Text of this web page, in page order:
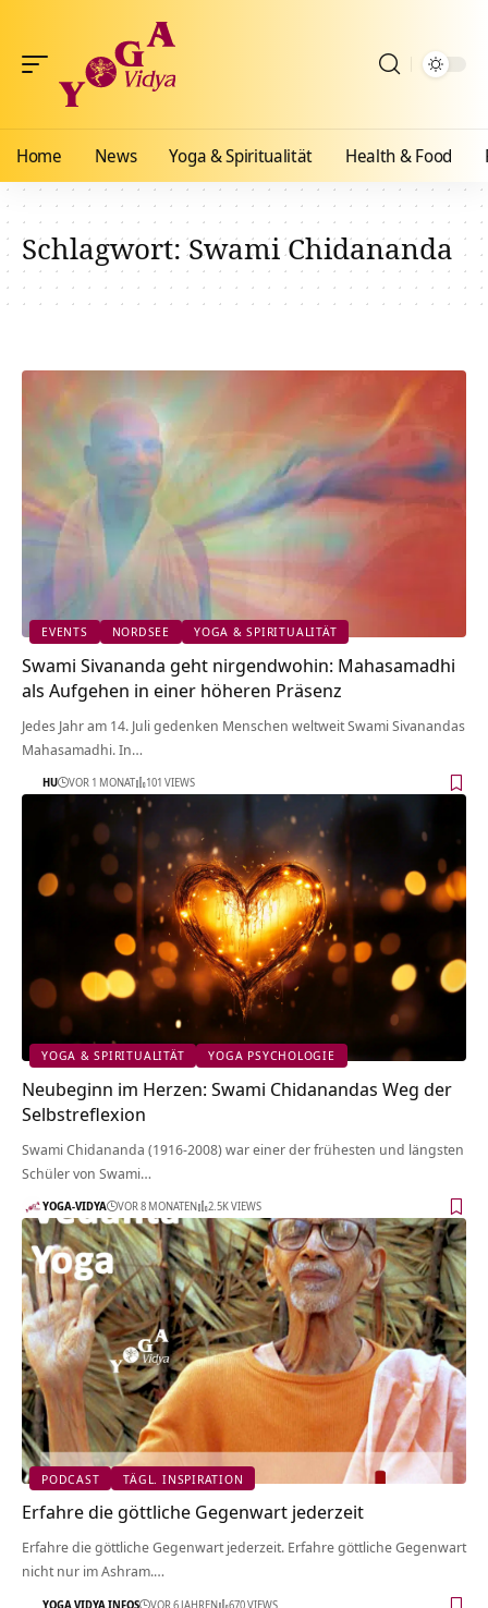
Home News Yoga & Spiritualität Health & Food
Schlagwort:Swami Chidananda
EVENTS NORDSEE YOGA & SPIRITUALITÄT
Swami Sivananda geht nirgendwohin: Mahasamadhi
als Aufgehen in einer höheren Präsenz
Jedes Jahr am 14. Juli gedenken Menschen weltweit Swami Sivanandas
Mahasamadhi. In…
HU VOR 1 MONAT 101 VIEWS
YOGA & SPIRITUALITÄT YOGA PSYCHOLOGIE
Neubeginn im Herzen: Swami Chidanandas Weg der
Selbstreflexion
Swami Chidananda (1916-2008) war einer der frühesten und längsten
Schüler von Swami…
YOGA-VIDYA VOR 8 MONATEN 2.5K VIEWS
PODCAST TÄGL. INSPIRATION
Erfahre die göttliche Gegenwart jederzeit
Erfahre die göttliche Gegenwart jederzeit. Erfahre göttliche Gegenwart
nicht nur im Ashram.…
YOGA VIDYA INFOS VOR 6 JAHREN 670 VIEWS